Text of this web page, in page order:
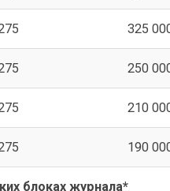
325
250
210
190
блоках журнала*